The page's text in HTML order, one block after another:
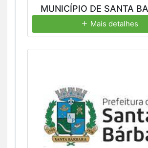
MUNICÍPIO DE SANTA
Mais detalhes